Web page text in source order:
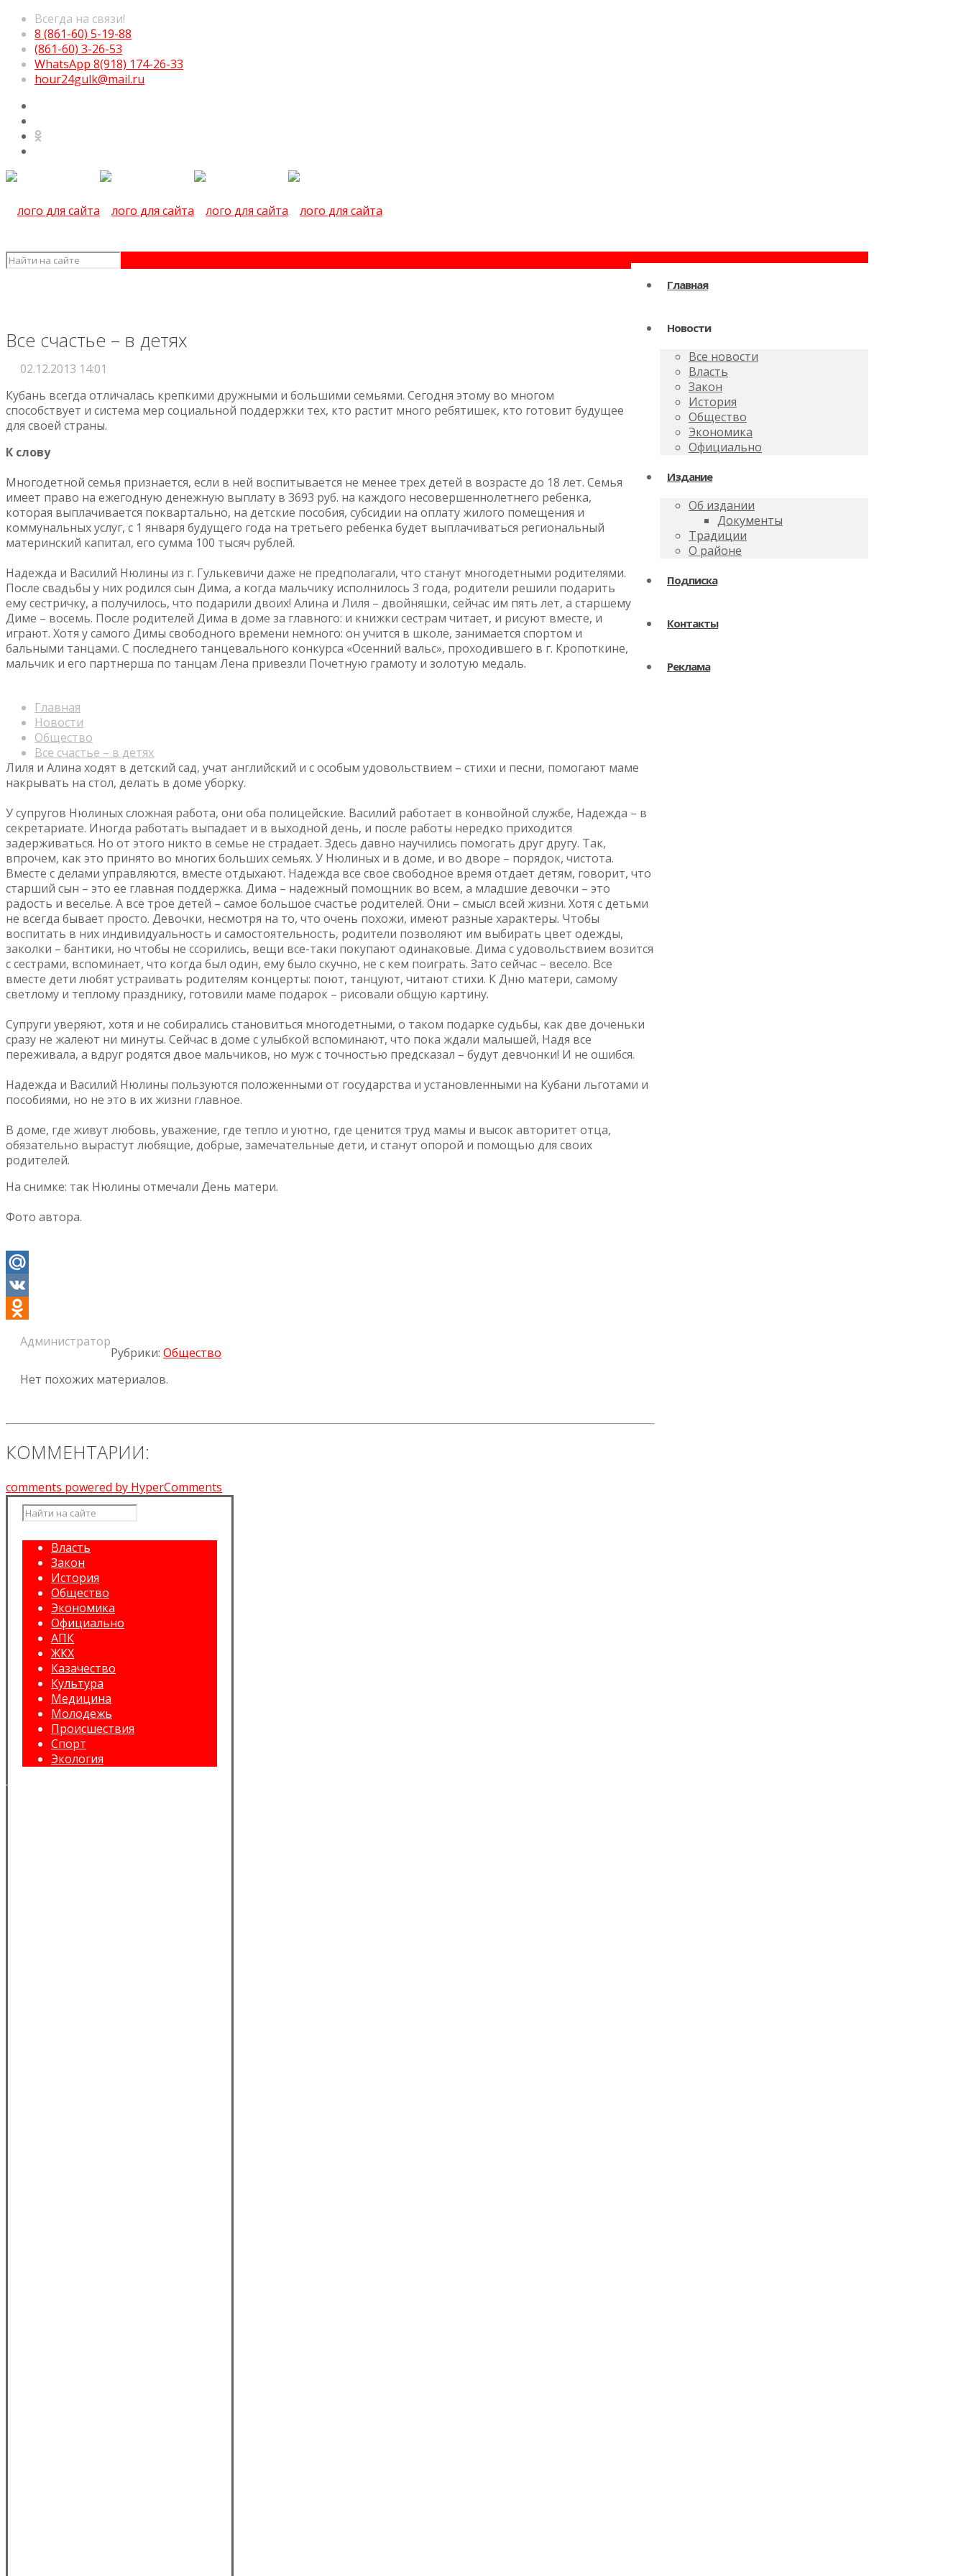
Всегда на связи!
8 (861-60) 5-19-88
(861-60) 3-26-53
WhatsApp 8(918) 174-26-33
hour24gulk@mail.ru
Главная
Новости
Все новости
Власть
Закон
История
Общество
Экономика
Официально
Издание
Об издании
Документы
Традиции
О районе
Подписка
Контакты
Реклама
Главная
Новости
Общество
Все счастье – в детях
Все счастье – в детях
02.12.2013 14:01
Кубань всегда отличалась крепкими дружными и большими семьями. Сегодня этому во многом
способствует и система мер социальной поддержки тех, кто растит много ребятишек, кто готовит будущее
для своей страны.
К слову
Многодетной семья признается, если в ней воспитывается не менее трех детей в возрасте до 18 лет. Семья
имеет право на ежегодную денежную выплату в 3693 руб. на каждого несовершеннолетнего ребенка,
которая выплачивается поквартально, на детские пособия, субсидии на оплату жилого помещения и
коммунальных услуг, с 1 января будущего года на третьего ребенка будет выплачиваться региональный
материнский капитал, его сумма 100 тысяч рублей.
Надежда и Василий Нюлины из г. Гулькевичи даже не предполагали, что станут многодетными родителями.
После свадьбы у них родился сын Дима, а когда мальчику исполнилось 3 года, родители решили подарить
ему сестричку, а получилось, что подарили двоих! Алина и Лиля – двойняшки, сейчас им пять лет, а старшему
Диме – восемь. После родителей Дима в доме за главного: и книжки сестрам читает, и рисуют вместе, и
играют. Хотя у самого Димы свободного времени немного: он учится в школе, занимается спортом и
бальными танцами. С последнего танцевального конкурса «Осенний вальс», проходившего в г. Кропоткине,
мальчик и его партнерша по танцам Лена привезли Почетную грамоту и золотую медаль.
Лиля и Алина ходят в детский сад, учат английский и с особым удовольствием – стихи и песни, помогают маме
накрывать на стол, делать в доме уборку.
У супругов Нюлиных сложная работа, они оба полицейские. Василий работает в конвойной службе, Надежда – в
секретариате. Иногда работать выпадает и в выходной день, и после работы нередко приходится
задерживаться. Но от этого никто в семье не страдает. Здесь давно научились помогать друг другу. Так,
впрочем, как это принято во многих больших семьях. У Нюлиных и в доме, и во дворе – порядок, чистота.
Вместе с делами управляются, вместе отдыхают. Надежда все свое свободное время отдает детям, говорит, что
старший сын – это ее главная поддержка. Дима – надежный помощник во всем, а младшие девочки – это
радость и веселье. А все трое детей – самое большое счастье родителей. Они – смысл всей жизни. Хотя с детьми
не всегда бывает просто. Девочки, несмотря на то, что очень похожи, имеют разные характеры. Чтобы
воспитать в них индивидуальность и самостоятельность, родители позволяют им выбирать цвет одежды,
заколки – бантики, но чтобы не ссорились, вещи все-таки покупают одинаковые. Дима с удовольствием возится
с сестрами, вспоминает, что когда был один, ему было скучно, не с кем поиграть. Зато сейчас – весело. Все
вместе дети любят устраивать родителям концерты: поют, танцуют, читают стихи. К Дню матери, самому
светлому и теплому празднику, готовили маме подарок – рисовали общую картину.
Супруги уверяют, хотя и не собирались становиться многодетными, о таком подарке судьбы, как две доченьки
сразу не жалеют ни минуты. Сейчас в доме с улыбкой вспоминают, что пока ждали малышей, Надя все
переживала, а вдруг родятся двое мальчиков, но муж с точностью предсказал – будут девчонки! И не ошибся.
Надежда и Василий Нюлины пользуются положенными от государства и установленными на Кубани льготами и
пособиями, но не это в их жизни главное.
В доме, где живут любовь, уважение, где тепло и уютно, где ценится труд мамы и высок авторитет отца,
обязательно вырастут любящие, добрые, замечательные дети, и станут опорой и помощью для своих
родителей.
На снимке: так Нюлины отмечали День матери.
Фото автора.
Mail.Ru
VK
Администратор
Рубрики: Общество
Нет похожих материалов.
КОММЕНТАРИИ:
comments powered by HyperComments
Власть
Закон
История
Общество
Экономика
Официально
АПК
ЖКХ
Казачество
Культура
Медицина
Молодежь
Происшествия
Спорт
Экология